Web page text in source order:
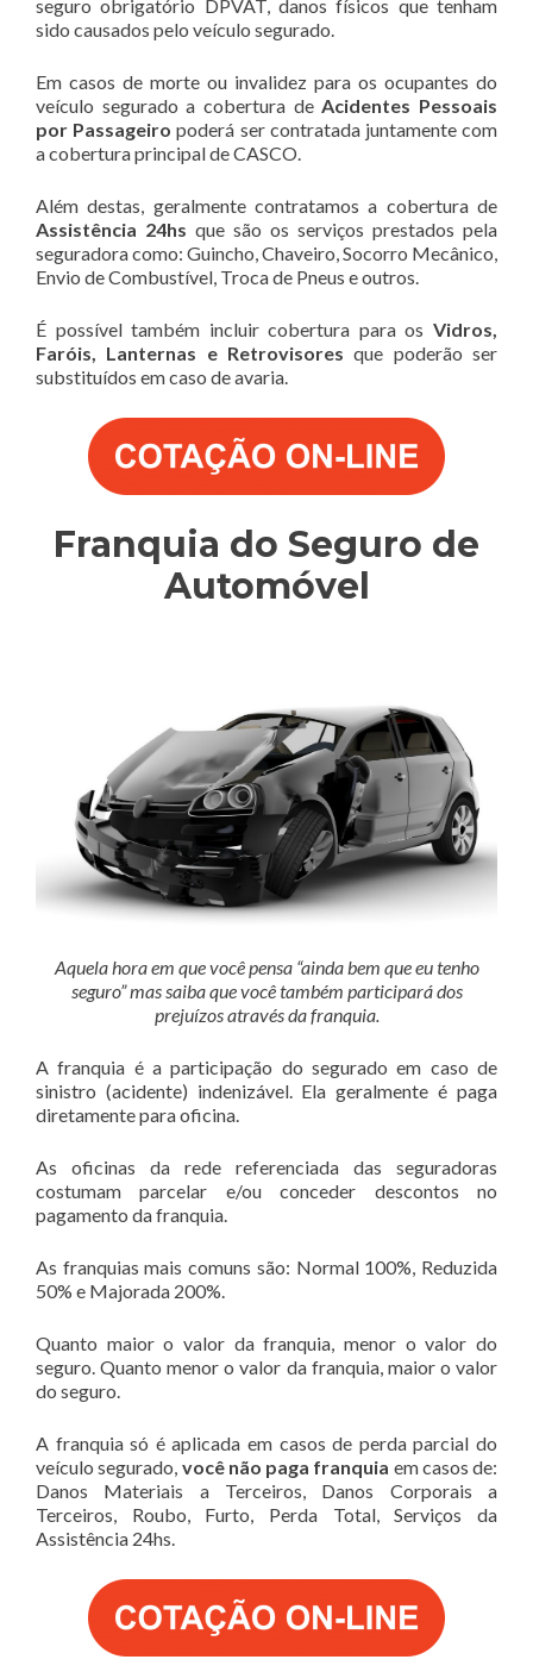
seguro obrigatório DPVAT, danos físicos que tenham
sido causados pelo veículo segurado.
Em casos de morte ou invalidez para os ocupantes do
veículo segurado a cobertura de Acidentes Pessoais
por Passageiro poderá ser contratada juntamente com
a cobertura principal de CASCO.
Além destas, geralmente contratamos a cobertura de
Assistência 24hs que são os serviços prestados pela
seguradora como: Guincho, Chaveiro, Socorro Mecânico,
Envio de Combustível, Troca de Pneus e outros.
É possível também incluir cobertura para os Vidros,
Faróis, Lanternas e Retrovisores que poderão ser
substituídos em caso de avaria.
Franquia do Seguro de
Automóvel
Aquela hora em que você pensa “ainda bem que eu tenho
seguro” mas saiba que você também participará dos
prejuízos através da franquia.
A franquia é a participação do segurado em caso de
sinistro (acidente) indenizável. Ela geralmente é paga
diretamente para oficina.
As oficinas da rede referenciada das seguradoras
costumam parcelar e/ou conceder descontos no
pagamento da franquia.
As franquias mais comuns são: Normal 100%, Reduzida
50% e Majorada 200%.
Quanto maior o valor da franquia, menor o valor do
seguro. Quanto menor o valor da franquia, maior o valor
do seguro.
A franquia só é aplicada em casos de perda parcial do
veículo segurado, você não paga franquia em casos de:
Danos Materiais a Terceiros, Danos Corporais a
Terceiros, Roubo, Furto, Perda Total, Serviços da
Assistência 24hs.